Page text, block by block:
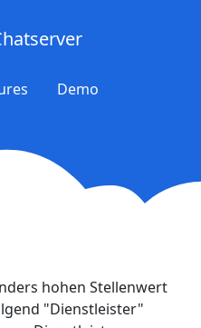
Demo
hohen Stellenwert
"Dienstleister"